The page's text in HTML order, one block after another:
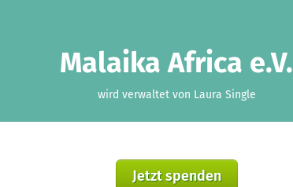
Malaika Africa e.V.
wird verwaltet von Laura Single
Jetzt spenden